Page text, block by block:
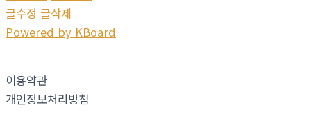
글수정 글삭제
Powered by KBoard
이용약관
개인정보처리방침